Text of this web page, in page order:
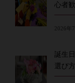
心者
2026年
誕生
選び